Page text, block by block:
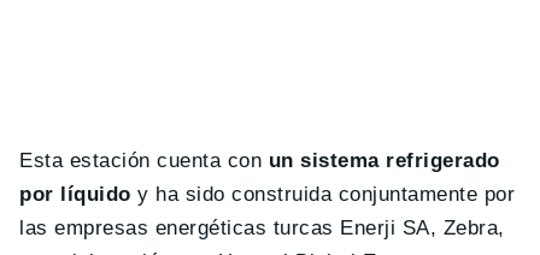
Esta estación cuenta con un sistema refrigerado
por líquido y ha sido construida conjuntamente por
las empresas energéticas turcas Enerji SA, Zebra,